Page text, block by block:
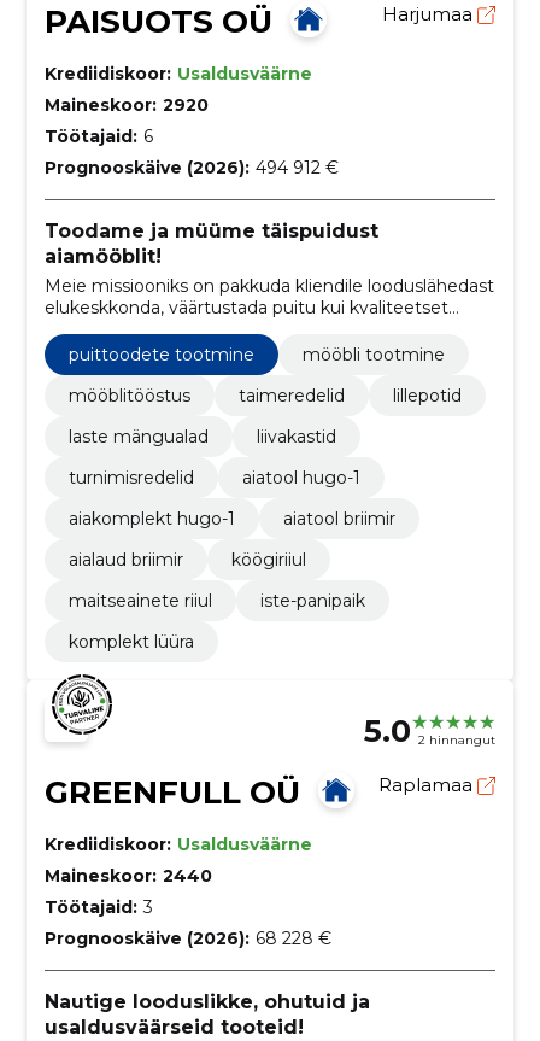
PAISUOTS OÜ Harjumaa
Krediidiskoor: Usaldusväärne
Maineskoor: 2920
Töötajaid: 6
Prognooskäive (2026): 494 912 €
Toodame ja müüme täispuidust
aiamööblit!
Meie missiooniks on pakkuda kliendile looduslähedast
elukeskkonda, väärtustada puitu kui kvaliteetset
puidu omapära ja naturaalsust, arvestada tellija soove-
vajadusi materjali ning disaini valimisel. Pakume
jaemüügi ettevõtetele alati parima hinna ja kvaliteedi
puittoodete tootmine
mööbli tootmine
mööblitööstus
taimeredelid
lillepotid
laste mängualad
liivakastid
turnimisredelid
aiatool hugo-1
aiakomplekt hugo-1
aiatool briimir
aialaud briimir
köögiriiul
maitseainete riiul
iste-panipaik
komplekt lüüra
5.0 2 hinnangut
GREENFULL OÜ Raplamaa
Krediidiskoor: Usaldusväärne
Maineskoor: 2440
Töötajaid: 3
Prognooskäive (2026): 68 228 €
Nautige looduslikke, ohutuid ja
usaldusväärseid tooteid!